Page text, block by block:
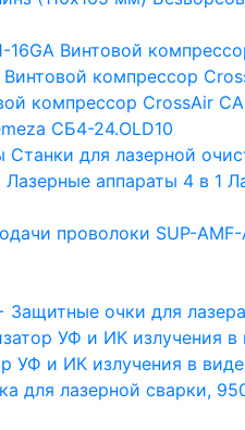
16GA Винтовой
Винтовой компрессор
компрессор CrossAir
СБ4-24.OLD10
Станки для лазерной
Лазерные аппараты 4 в 1
проволоки SUP-AMF-
Защитные очки для
УФ и ИК излучения в
УФ и ИК излучения в
для лазерной сварки,